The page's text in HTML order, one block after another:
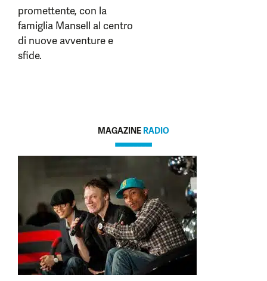
promettente, con la
famiglia Mansell al centro
di nuove avventure e
sfide.
MAGAZINE RADIO